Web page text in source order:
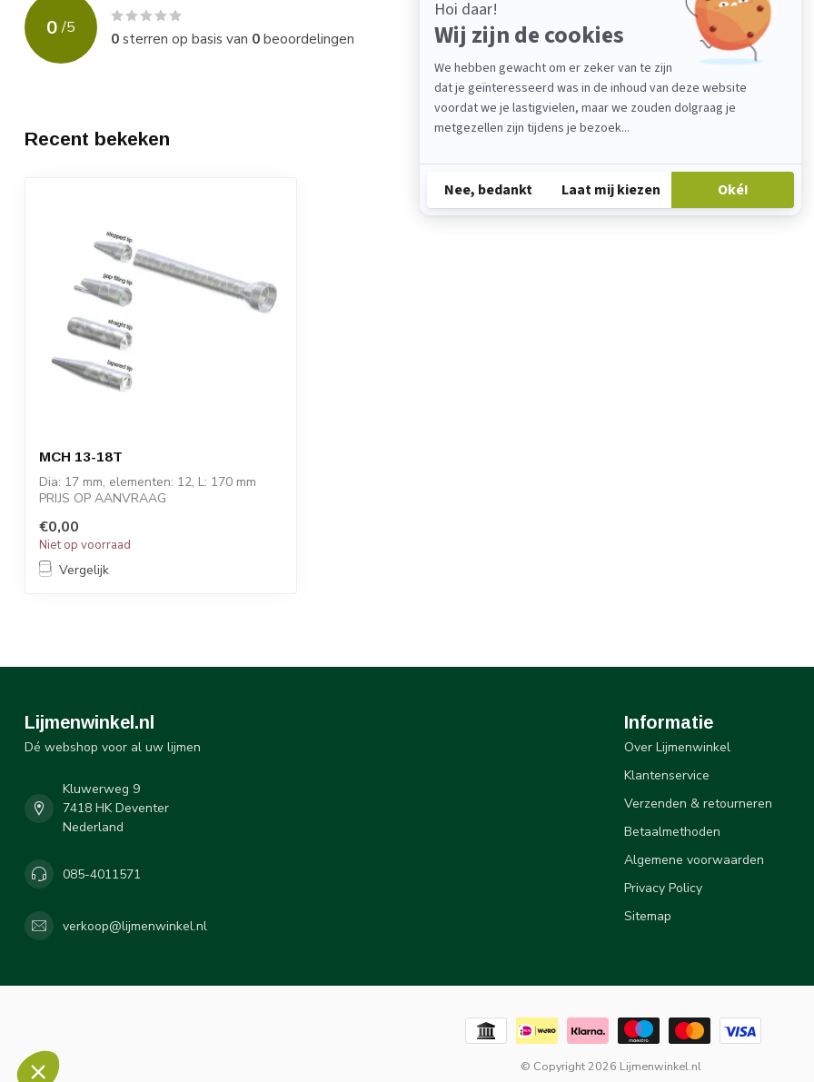
0 /5
0sterren op basis van 0beoordelingen
Je beoordeling toevoegen
Recent bekeken
MCH 13-18T
Dia: 17 mm, elementen: 12, L: 170 mm
PRIJS OP AANVRAAG
STATOMIX™ MCH en MCH...
€0,00
Niet op voorraad
Vergelijk
Lijmenwinkel.nl
Dé webshop voor al uw lijmen
Kluwerweg 9
7418 HK Deventer
Nederland
085-4011571
verkoop@lijmenwinkel.nl
Informatie
Over Lijmenwinkel
Klantenservice
Verzenden & retourneren
Betaalmethoden
Algemene voorwaarden
Privacy Policy
Sitemap
© Copyright 2026 Lijmenwinkel.nl